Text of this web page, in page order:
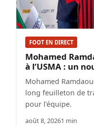
FOOT EN DIRECT
Mohamed
à l’USMA : un
Mohamed
long feuilleton de
pour l'équipe.
août 8, 20261 min